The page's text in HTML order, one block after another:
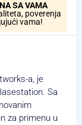
SA VAMA
poverenja
vama!
a, je
Sa
za primenu u